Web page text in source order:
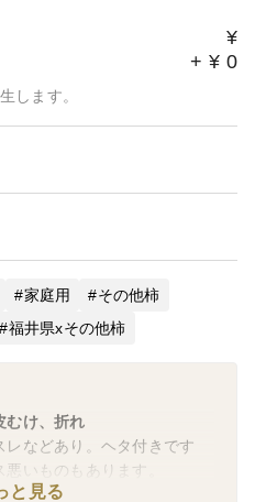
¥
+ ¥ 0
します。
家庭用
その他柿
福井県xその他柿
むけ、折れ
などあり。ヘタ付きです
いものもあります。
と見る